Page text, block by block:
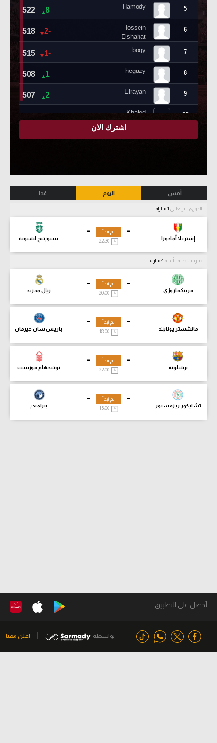
أمس اليوم غدا
الدوري البرتغالي
-
إشتريلا أمادورا
-
سبورتنج لشبونة
لم تبدأ
مباريات ودية - أندية
-
فرينكفاروزي
-
ريال مدريد
لم تبدأ
-
مانشستر يونايتد
-
باريس سان جيرمان
لم تبدأ
18:00
-
برشلونة
-
نوتنجهام فورست
لم تبدأ
-
تشايكور ريزه سبور
-
بيراميدز
لم تبدأ
15:00
أحصل على التطبيق
بواسطة اعلن معنا